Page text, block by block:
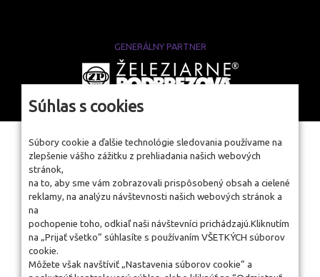
GENERÁLNY PARTNER
www.zelpo.sk
Súhlas s cookies
Súbory cookie a ďalšie technológie sledovania používame na
zlepšenie vášho zážitku z prehliadania našich webových
stránok,
na to, aby sme vám zobrazovali prispôsobený obsah a cielené
reklamy, na analýzu návštevnosti našich webových stránok a
na
pochopenie toho, odkiaľ naši návštevníci prichádzajú.Kliknutím
na „Prijať všetko” súhlasíte s používaním VŠETKÝCH súborov
cookie.
Môžete však navštíviť „Nastavenia súborov cookie” a